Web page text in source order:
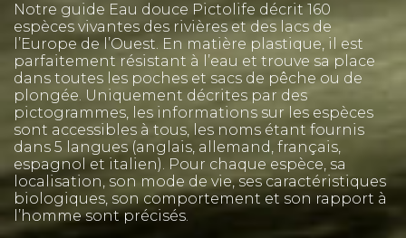
Notre guide Eau douce Pictolife décrit 160
espèces vivantes des rivières et des lacs de
l’Europe de l’Ouest. En matière plastique, il est
parfaitement résistant à l’eau et trouve sa place
dans toutes les poches et sacs de pêche ou de
plongée. Uniquement décrites par des
pictogrammes, les informations sur les espèces
sont accessibles à tous, les noms étant fournis
dans 5 langues (anglais, allemand, français,
espagnol et italien). Pour chaque espèce, sa
localisation, son mode de vie, ses caractéristiques
biologiques, son comportement et son rapport à
l’homme sont précisés.